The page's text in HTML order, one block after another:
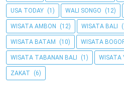
USA TODAY (1) WALI SONGO (12)
WISATA AMBON (12) WISATA BALI
WISATA BATAM (10) WISATA
WISATA TABANAN BALI (1) WISATA
ZAKAT (6)